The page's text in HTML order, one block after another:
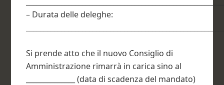
– Durata delle deleghe:
Si prende atto che il nuovo Consiglio di
Amministrazione rimarrà in carica sino al
______________ (data di scadenza del mandato)